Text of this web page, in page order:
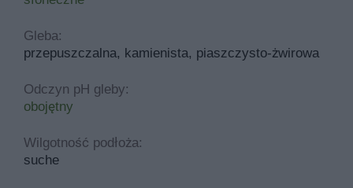
Gleba:
przepuszczalna, kamienista, piaszczysto-żwirowa
Odczyn pH gleby:
obojętny
Wilgotność podłoża:
suche